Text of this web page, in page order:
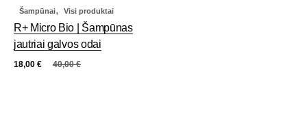
Šampūnai, Visi produktai
R+ Micro Bio | Šampūnas
jautriai galvos odai
40,00€
18,00 €